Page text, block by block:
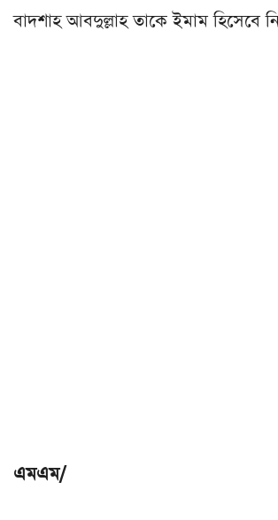
বাদশাহ আবদুল্লাহ তাকে ইমাম হিসেবে
এমএম/